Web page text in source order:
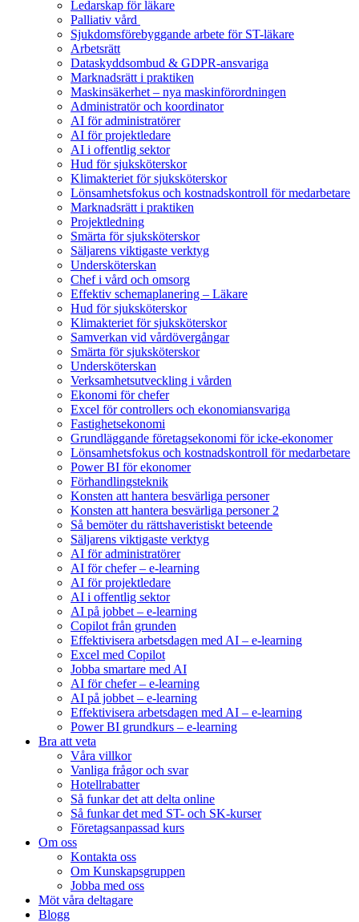
Ledarskap för läkare
Palliativ vård
Sjukdomsförebyggande arbete för ST-läkare
Arbetsrätt
Dataskyddsombud & GDPR-ansvariga
Marknadsrätt i praktiken
Maskinsäkerhet – nya maskinförordningen
Administratör och koordinator
AI för administratörer
AI för projektledare
AI i offentlig sektor
Hud för sjuksköterskor
Klimakteriet för sjuksköterskor
Lönsamhetsfokus och kostnadskontroll för medarbetare
Marknadsrätt i praktiken
Projektledning
Smärta för sjuksköterskor
Säljarens viktigaste verktyg
Undersköterskan
Chef i vård och omsorg
Effektiv schemaplanering – Läkare
Hud för sjuksköterskor
Klimakteriet för sjuksköterskor
Samverkan vid vårdövergångar
Smärta för sjuksköterskor
Undersköterskan
Verksamhetsutveckling i vården
Ekonomi för chefer
Excel för controllers och ekonomiansvariga
Fastighetsekonomi
Grundläggande företagsekonomi för icke-ekonomer
Lönsamhetsfokus och kostnadskontroll för medarbetare
Power BI för ekonomer
Förhandlingsteknik
Konsten att hantera besvärliga personer
Konsten att hantera besvärliga personer 2
Så bemöter du rättshaveristiskt beteende
Säljarens viktigaste verktyg
AI för administratörer
AI för chefer – e-learning
AI för projektledare
AI i offentlig sektor
AI på jobbet – e-learning
Copilot från grunden
Effektivisera arbetsdagen med AI – e-learning
Excel med Copilot
Jobba smartare med AI
AI för chefer – e-learning
AI på jobbet – e-learning
Effektivisera arbetsdagen med AI – e-learning
Power BI grundkurs – e-learning
Bra att veta
Våra villkor
Vanliga frågor och svar
Hotellrabatter
Så funkar det att delta online
Så funkar det med ST- och SK-kurser
Företagsanpassad kurs
Om oss
Kontakta oss
Om Kunskapsgruppen
Jobba med oss
Möt våra deltagare
Blogg